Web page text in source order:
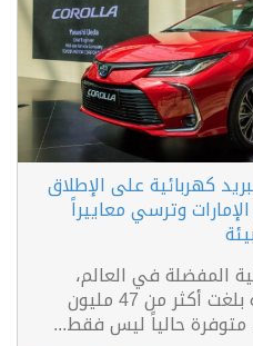
كهربائية على الإطلاق
وترسي معاييراً
المفضلة في العالم،
والتي سجلت مبيعات قياسية بلغت أكثر من 47 مليون
متوفرة حالياً ليس فقط...